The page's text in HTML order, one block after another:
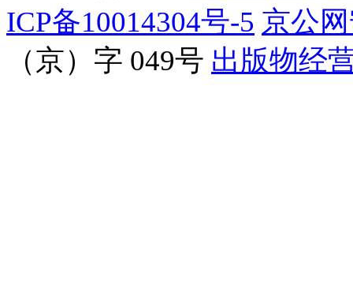
ICP备10014304号-5 京公
（京）字 049号 出版物经